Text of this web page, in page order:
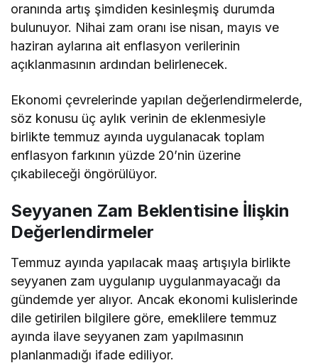
oranında artış şimdiden kesinleşmiş durumda
bulunuyor. Nihai zam oranı ise nisan, mayıs ve
haziran aylarına ait enflasyon verilerinin
açıklanmasının ardından belirlenecek.
Ekonomi çevrelerinde yapılan değerlendirmelerde,
söz konusu üç aylık verinin de eklenmesiyle
birlikte temmuz ayında uygulanacak toplam
enflasyon farkının yüzde 20’nin üzerine
çıkabileceği öngörülüyor.
Seyyanen Zam Beklentisine İlişkin
Değerlendirmeler
Temmuz ayında yapılacak maaş artışıyla birlikte
seyyanen zam uygulanıp uygulanmayacağı da
gündemde yer alıyor. Ancak ekonomi kulislerinde
dile getirilen bilgilere göre, emeklilere temmuz
ayında ilave seyyanen zam yapılmasının
planlanmadığı ifade ediliyor.